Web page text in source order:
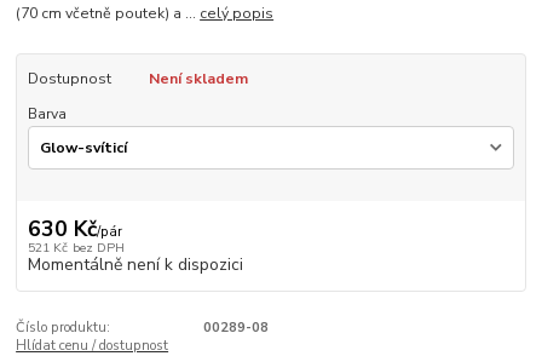
(70 cm včetně poutek) a ... celý popis
Dostupnost
Není skladem
Barva
630 Kč/pár
521 Kč bez DPH
Momentálně není k dispozici
Číslo produktu:
00289-08
Hlídat cenu / dostupnost